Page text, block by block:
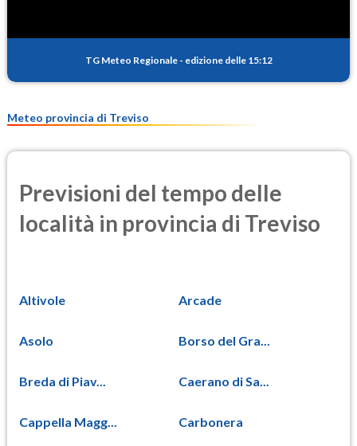
PM25
TG Meteo Regionale - edizione delle 15:12
Meteo provincia di Treviso
Previsioni del tempo delle
località in provincia di Treviso
Altivole Arcade
Asolo Borso del Gra...
Breda di Piav... Caerano di Sa...
Cappella Magg... Carbonera